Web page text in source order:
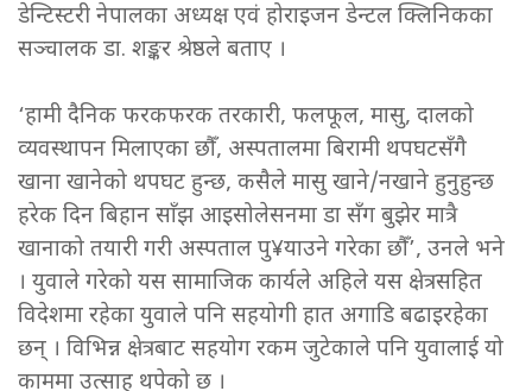
डेन्टिस्टरी नेपालका अध्यक्ष एवं होराइजन डेन्टल क्लिनिकका
सञ्चालक डा. शङ्कर श्रेष्ठले बताए ।
‘हामी दैनिक फरकफरक तरकारी, फलफूल, मासु, दालको
व्यवस्थापन मिलाएका छौँ, अस्पतालमा बिरामी थपघटसँगै
खाना खानेको थपघट हुन्छ, कसैले मासु खाने/नखाने हुनुहुन्छ
हरेक दिन बिहान साँझ आइसोलेसनमा डा सँग बुझेर मात्रै
खानाको तयारी गरी अस्पताल पु¥याउने गरेका छौँ’, उनले भने
। युवाले गरेको यस सामाजिक कार्यले अहिले यस क्षेत्रसहित
विदेशमा रहेका युवाले पनि सहयोगी हात अगाडि बढाइरहेका
छन् । विभिन्न क्षेत्रबाट सहयोग रकम जुटेकाले पनि युवालाई यो
काममा उत्साह थपेको छ ।